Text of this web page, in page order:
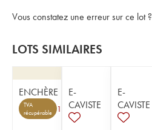
Vous constatez une erreur sur ce lot ?
LOTS SIMILAIRES
ENCHÈRE
TVA
récupérable
1
E-
CAVISTE
E-
CAVISTE